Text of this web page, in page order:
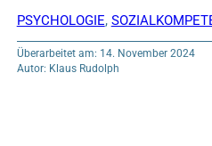
PSYCHOLOGIE,
Überarbeitet am: 14. November 2024
Autor: Klaus Rudolph